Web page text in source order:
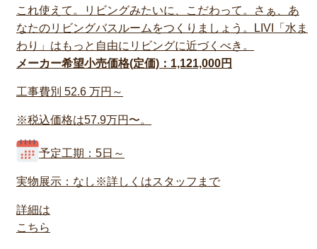
これ使えて。リビングみたいに、こだわって。さぁ、あ
なたのリビングバスルームをつくりましょう。LIVI「水ま
わり」はもっと自由にリビングに近づくべき。
メーカー希望小売価格(定価)：1,121,000円
工事費別 52.6 万円～
※税込価格は57.9万円〜。
予定工期：5日～
実物展示：なし※詳しくはスタッフまで
詳細は
こちら